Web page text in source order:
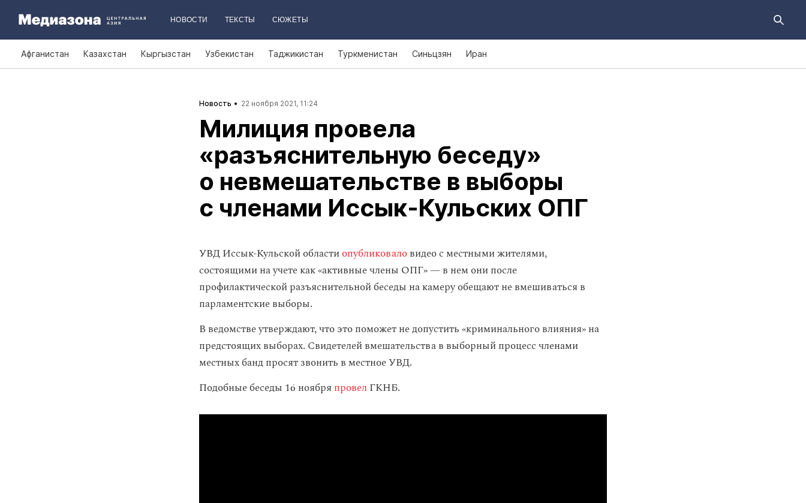
НОВОСТИ ТЕКСТЫ СЮЖЕТЫ
Афганистан Казахстан Кыргызстан Узбекистан Таджикистан Туркменистан Синьцзян Иран
Новость 22 ноября 2021, 11:24
Милиция провела
«разъяснительную беседу»
о невмешательстве в выборы
с членами Иссык‑Кульских ОПГ
УВД Иссык-Кульской областиопубликоваловидео с местными жителями,
состоящими на учете как «активные члены ОПГ» — в нем они после
профилактической разъяснительной беседы на камеру обещают не вмешиваться в
парламентские выборы.
В ведомстве утверждают, что это поможет не допустить «криминального влияния» на
предстоящих выборах. Свидетелей вмешательства в выборный процесс членами
местных банд просят звонить в местное УВД.
Подобные беседы 16 ноября провел ГКНБ.